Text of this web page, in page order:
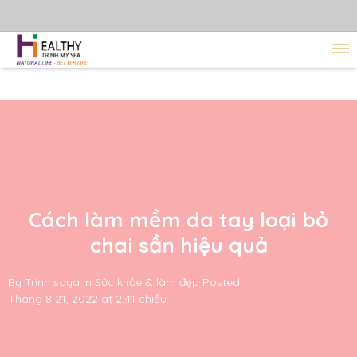
Cách làm mềm da tay loại bỏ
chai sần hiệu quả
By Trinh saya in Sức khỏe & làm đẹp Posted
Tháng 8 21, 2022 at 2:41 chiều